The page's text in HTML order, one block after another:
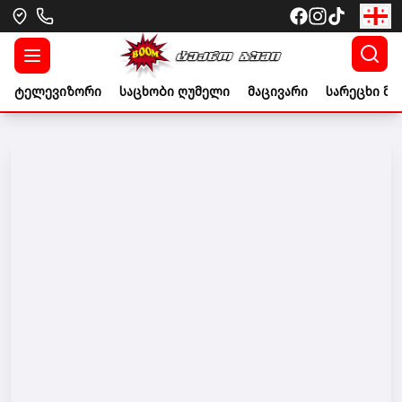
ტელევიზორი საცხობი ღუმელი მაცივარი სარეცხი